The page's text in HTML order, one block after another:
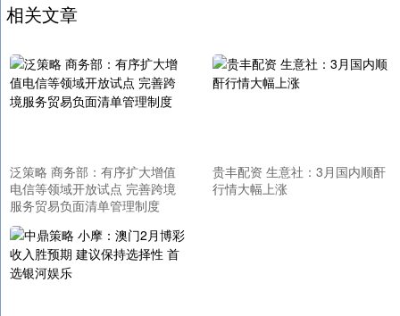
相关文章
泛策略 商务部：有序扩大增值
电信等领域开放试点 完善跨境
服务贸易负面清单管理制度
贵丰配资 生意社：3月国内顺酐
行情大幅上涨